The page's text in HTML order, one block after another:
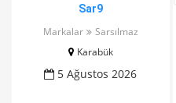
Sar9
Markalar
Sarsılmaz
Karabük
5 Ağustos 2026